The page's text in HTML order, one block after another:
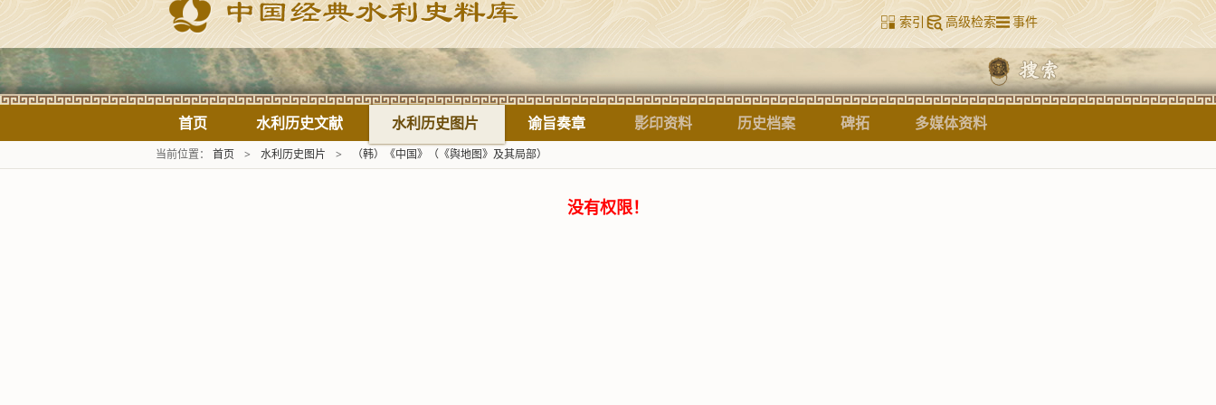
索引 高级检索 事件
标题
首页 水利历史文献 水利历史图片 谕旨奏章 影印资料 历史档案 碑拓 多媒体资料
当前位置： 首页 > 水利历史图片 > （韩）《中国》（《舆地图》及其局部）
没有权限！